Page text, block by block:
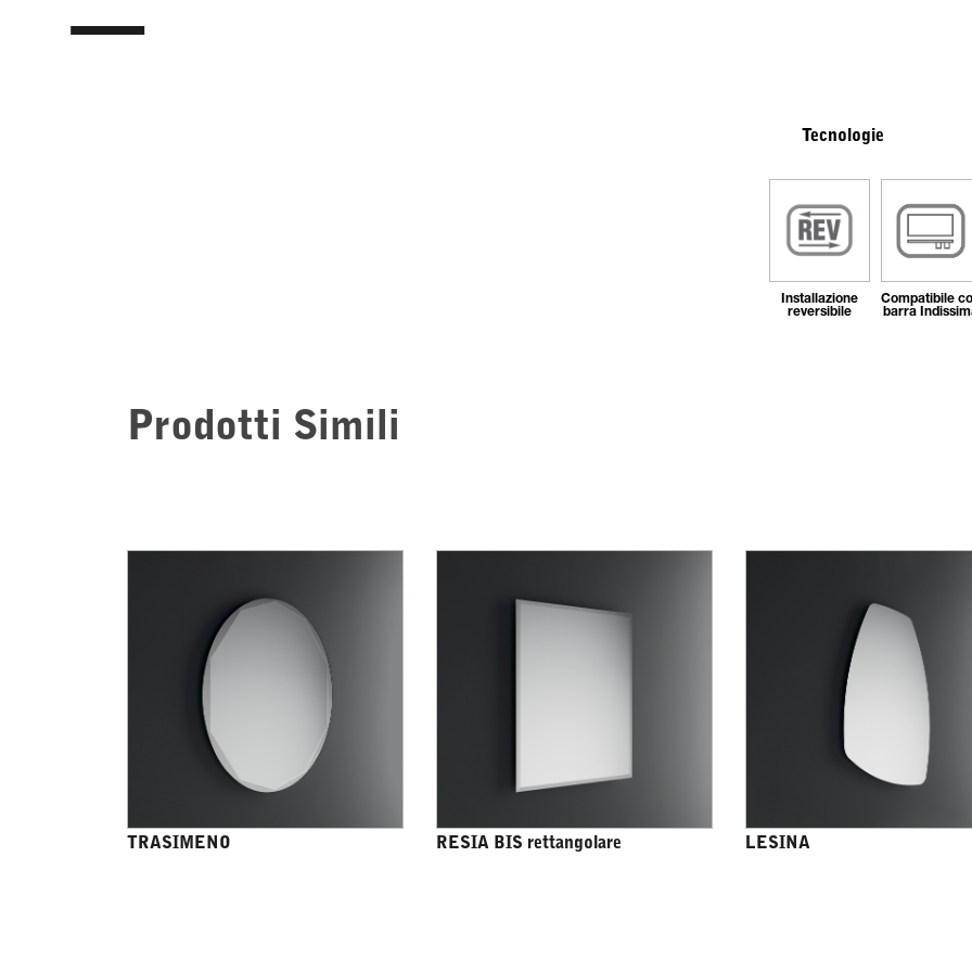
Tecnologie
Installazione
reversibile
Compatibile
barra
Prodotti Simili
TRASIMENO RESIA BIS rettangolare LESINA